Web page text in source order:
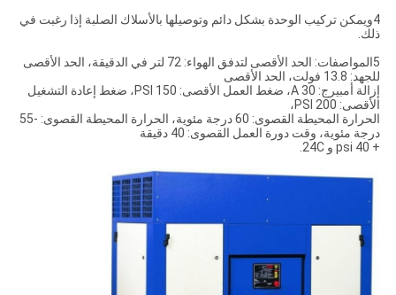
4ويمكن تركيب الوحدة بشكل دائم وتوصيلها بالأسلاك الصلبة إذا رغبت في
ذلك.
5المواصفات: الحد الأقصى لتدفق الهواء: 72 لتر في الدقيقة، الحد الأقصى
للجهد: 13.8 فولت، الحد الأقصى
إزالة أمبيرج: 30 A، ضغط العمل الأقصى: 150 PSI، ضغط إعادة التشغيل
الأقصى: 200 PSI،
الحرارة المحيطة القصوى: 60 درجة مئوية، الحرارة المحيطة القصوى: -55
درجة مئوية، وقت دورة العمل القصوى: 40 دقيقة
+ 40 psi و 24C.